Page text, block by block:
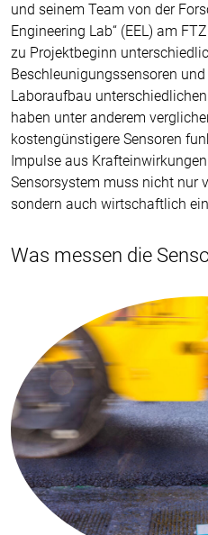
und seinem Team von der
Engineering Lab“ (EEL) am
zu Projektbeginn
Beschleunigungssensoren
Laboraufbau
haben unter anderem
kostengünstigere Sensoren
Impulse aus
Sensorsystem muss nicht nur
sondern auch wirtschaftlich
Was messen die